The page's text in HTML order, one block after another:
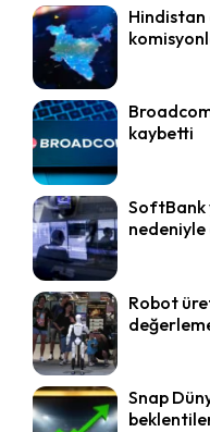
kaybetti
SoftBank
Robot
Snap